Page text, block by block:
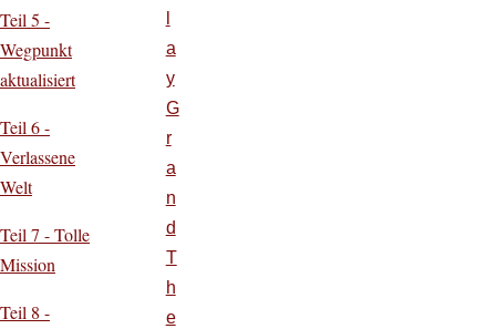
Teil 5 -
Wegpunkt
aktualisiert
Teil 6 -
Verlassene
Welt
Teil 7 - Tolle
Mission
Teil 8 -
a
y
G
r
a
n
d
T
h
e